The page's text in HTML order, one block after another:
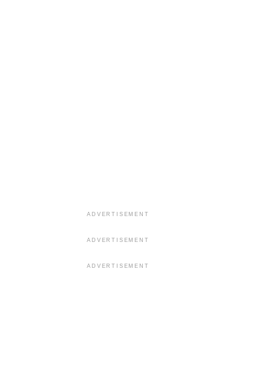
ADVERTISEMENT
ADVERTISEMENT
ADVERTISEMENT